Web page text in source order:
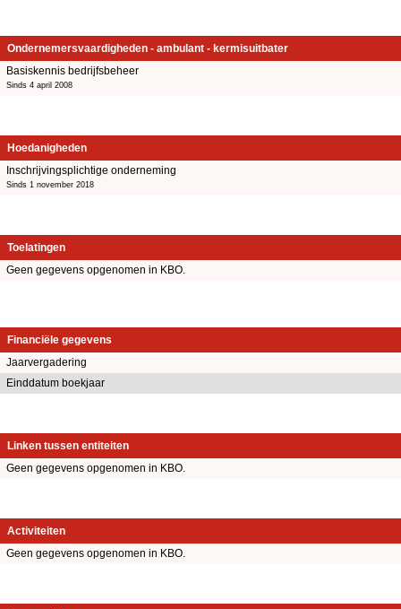
Ondernemersvaardigheden - ambulant - kermisuitbater
Basiskennis bedrijfsbeheer
Sinds 4 april 2008
Hoedanigheden
Inschrijvingsplichtige onderneming
Sinds 1 november 2018
Toelatingen
Geen gegevens opgenomen in KBO.
Financiële gegevens
Jaarvergadering
Einddatum boekjaar
Linken tussen entiteiten
Geen gegevens opgenomen in KBO.
Activiteiten
Geen gegevens opgenomen in KBO.